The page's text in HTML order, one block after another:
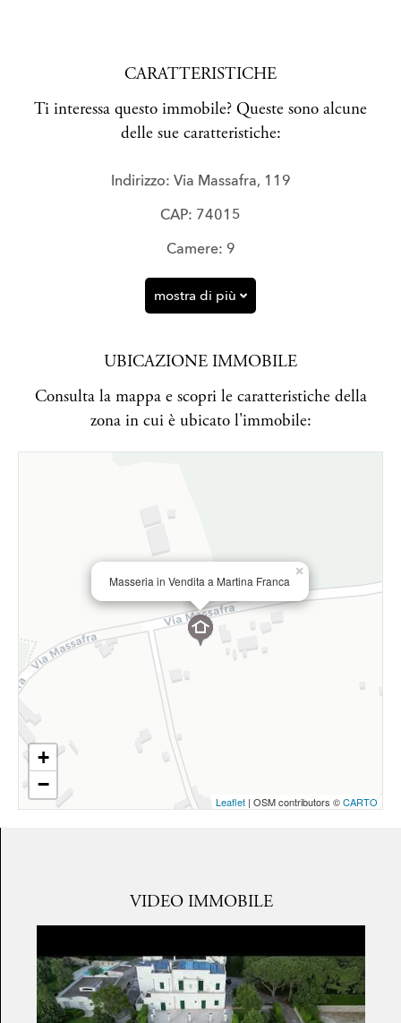
CARATTERISTICHE
Ti interessa questo immobile? Queste sono alcune
delle sue caratteristiche:
Indirizzo: Via Massafra, 119
CAP: 74015
Camere: 9
mostra di più
UBICAZIONE IMMOBILE
Consulta la mappa e scopri le caratteristiche della
zona in cui è ubicato l'immobile:
Masseria in Vendita a Martina Franca
×
+
−
Leaflet | OSM contributors ©CARTO
VIDEO IMMOBILE